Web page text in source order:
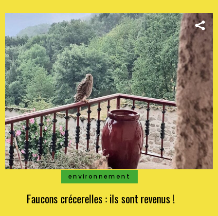
environnement
Faucons crécerelles : ils sont revenus !